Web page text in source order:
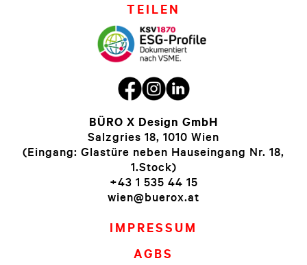
TEILEN
BÜRO X Design GmbH
Salzgries 18, 1010 Wien
(Eingang: Glastüre neben Hauseingang Nr. 18,
1.Stock)
+43 1 535 44 15
wien@buerox.at
IMPRESSUM
AGBS